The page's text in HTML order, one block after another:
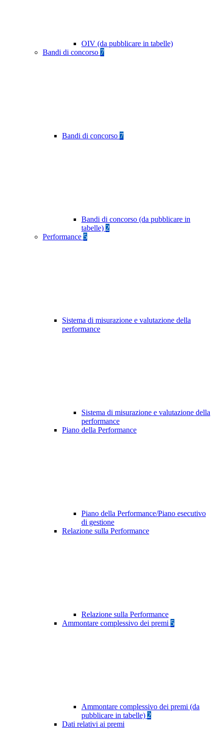
OIV (da pubblicare in tabelle)
Bandi di concorso 7
Bandi di concorso 7
Bandi di concorso (da pubblicare in
tabelle) 2
Performance 5
Sistema di misurazione e valutazione della
performance
Sistema di misurazione e valutazione della
performance
Piano della Performance
Piano della Performance/Piano esecutivo
di gestione
Relazione sulla Performance
Relazione sulla Performance
Ammontare complessivo dei premi 5
Ammontare complessivo dei premi (da
pubblicare in tabelle) 2
Dati relativi ai premi